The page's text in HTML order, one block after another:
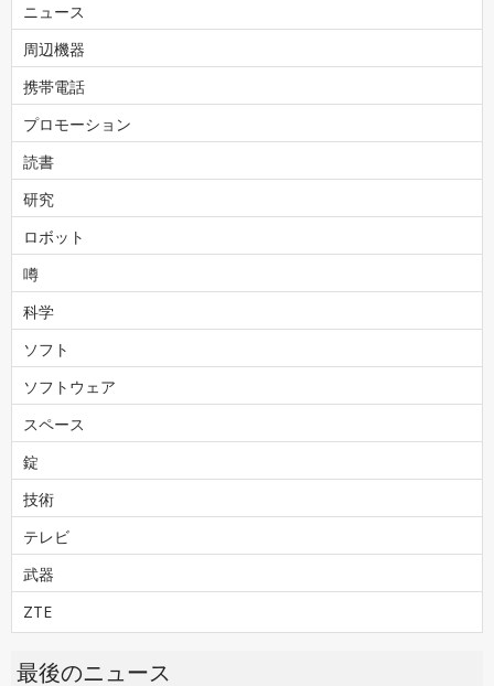
ニュース
周辺機器
携帯電話
プロモーション
読書
研究
ロボット
噂
科学
ソフト
ソフトウェア
スペース
錠
技術
テレビ
武器
ZTE
最後のニュース